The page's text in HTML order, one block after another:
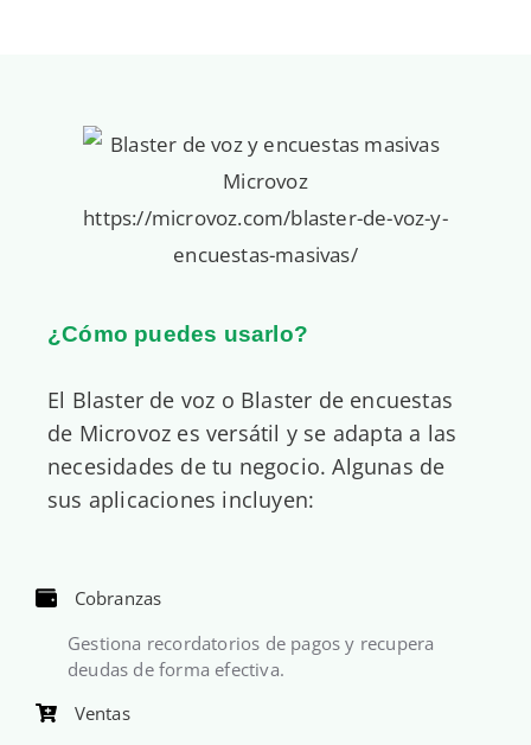
¿Cómo puedes usarlo?
El Blaster de voz o Blaster de encuestas
de Microvoz es versátil y se adapta a las
necesidades de tu negocio. Algunas de
sus aplicaciones incluyen:
Cobranzas
Gestiona recordatorios de pagos y recupera
deudas de forma efectiva.
Ventas